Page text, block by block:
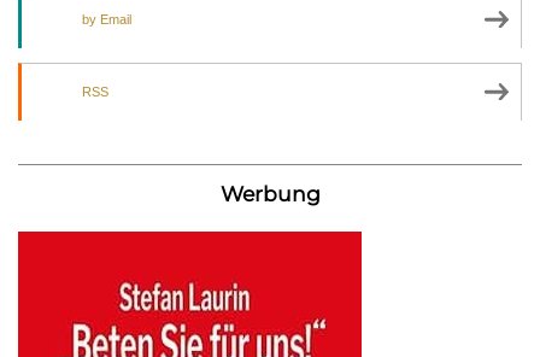
by Email
RSS
Werbung